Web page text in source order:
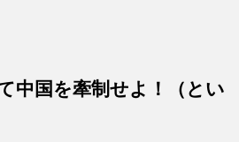
中国を牽制せよ！（とい